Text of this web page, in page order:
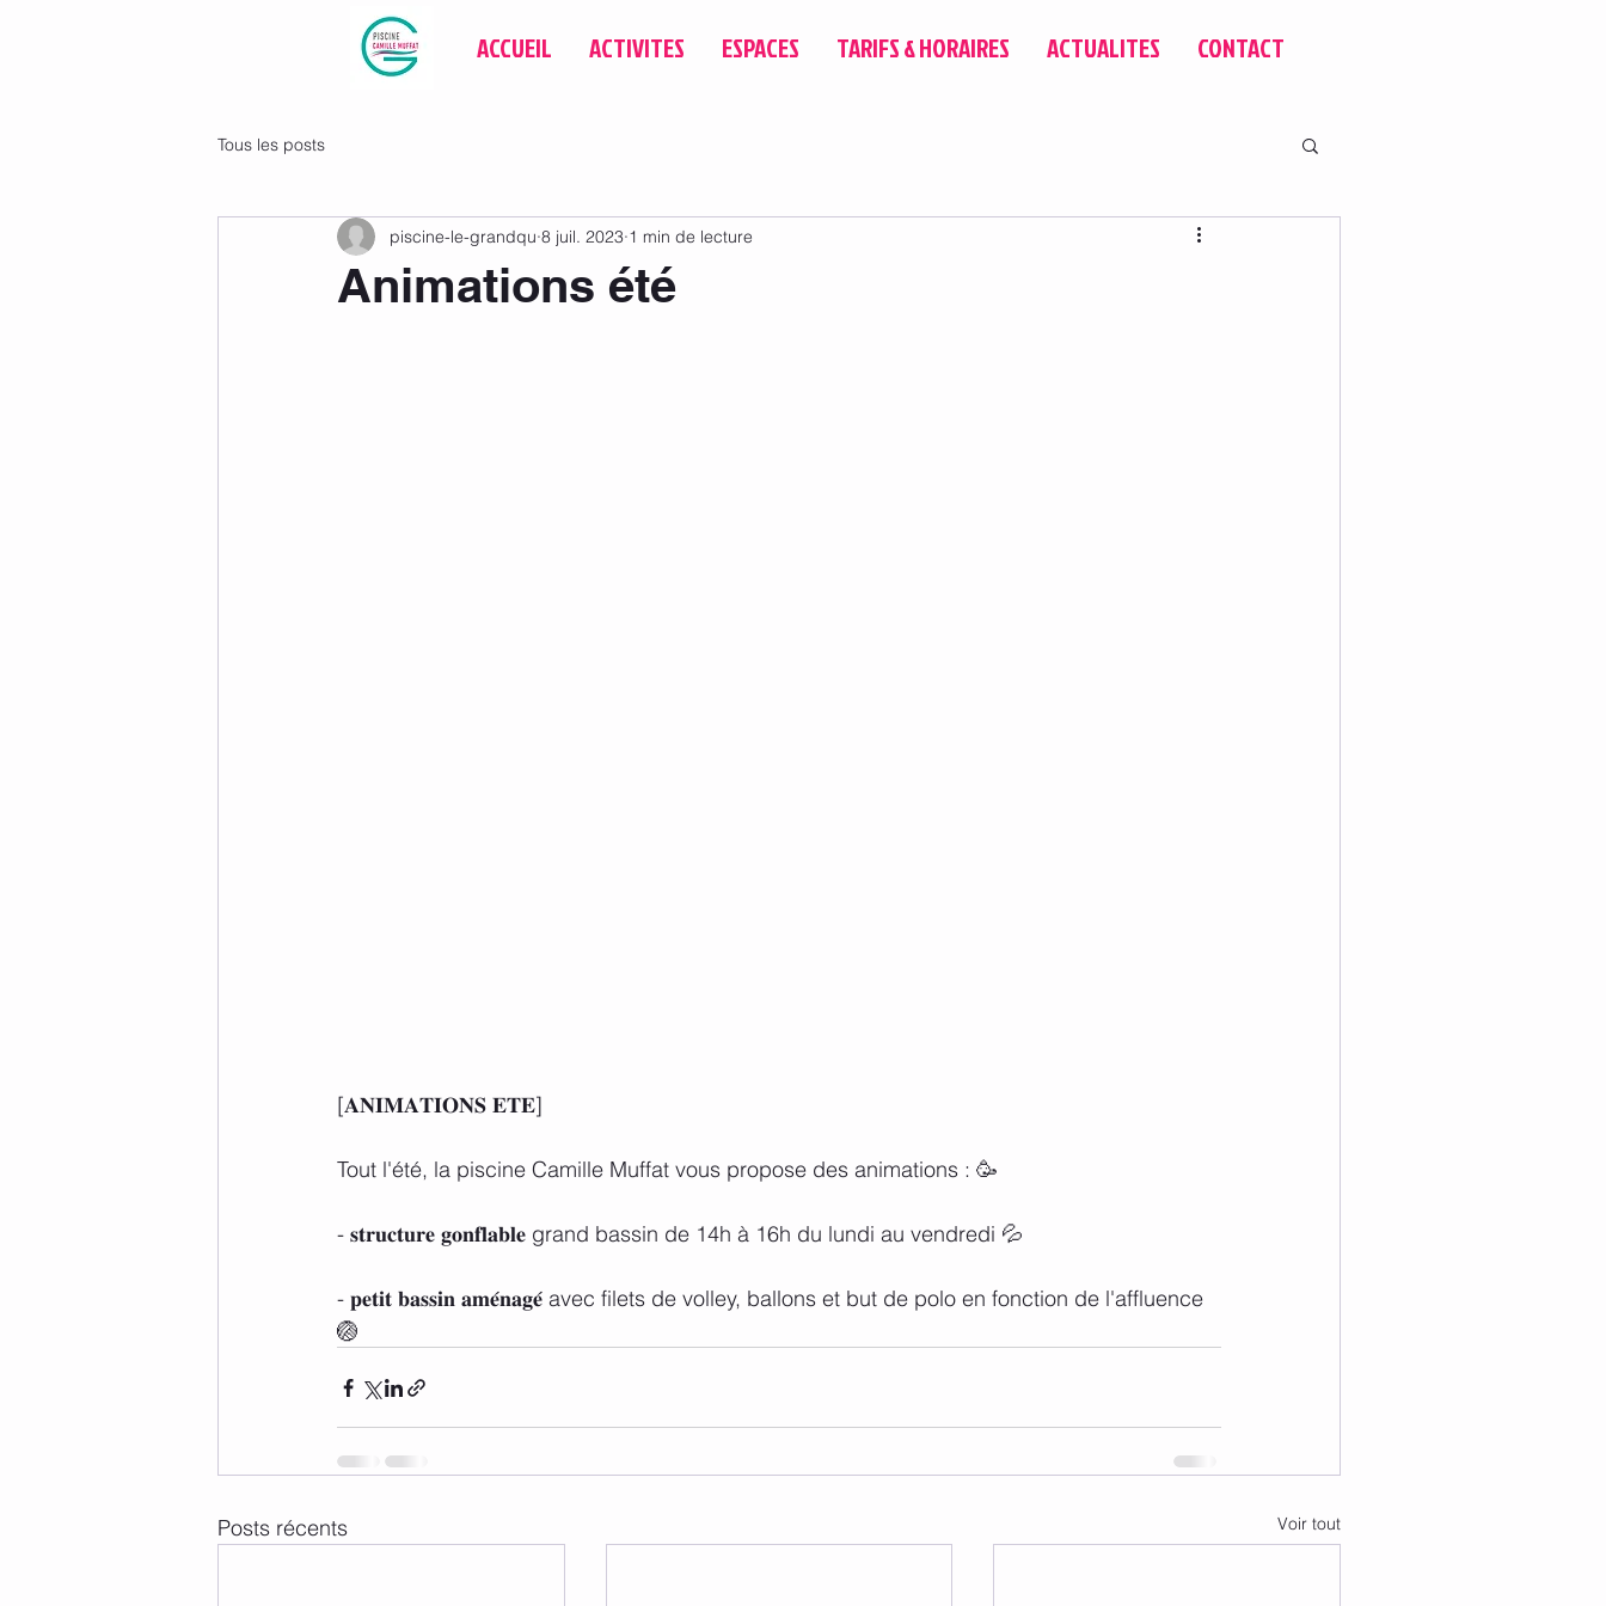
ACCUEIL ACTIVITES ESPACES TARIFS & HORAIRES ACTUALITES CONTACT
Tous les posts
Animations été
piscine-le-grandqu 8 juil. 2023 1 min de lecture
[𝐀𝐍𝐈𝐌𝐀𝐓𝐈𝐎𝐍𝐒 𝐄𝐓𝐄]
Tout l'été, la piscine Camille Muffat vous propose des animations : 🥳
- 𝐬𝐭𝐫𝐮𝐜𝐭𝐮𝐫𝐞 𝐠𝐨𝐧𝐟𝐥𝐚𝐛𝐥𝐞 grand bassin de 14h à 16h du lundi au vendredi 💦
- 𝐩𝐞𝐭𝐢𝐭 𝐛𝐚𝐬𝐬𝐢𝐧 𝐚𝐦𝐞́𝐧𝐚𝐠𝐞́ avec filets de volley, ballons et but de polo en fonction de l'affluence
🏐
Posts récents Voir tout